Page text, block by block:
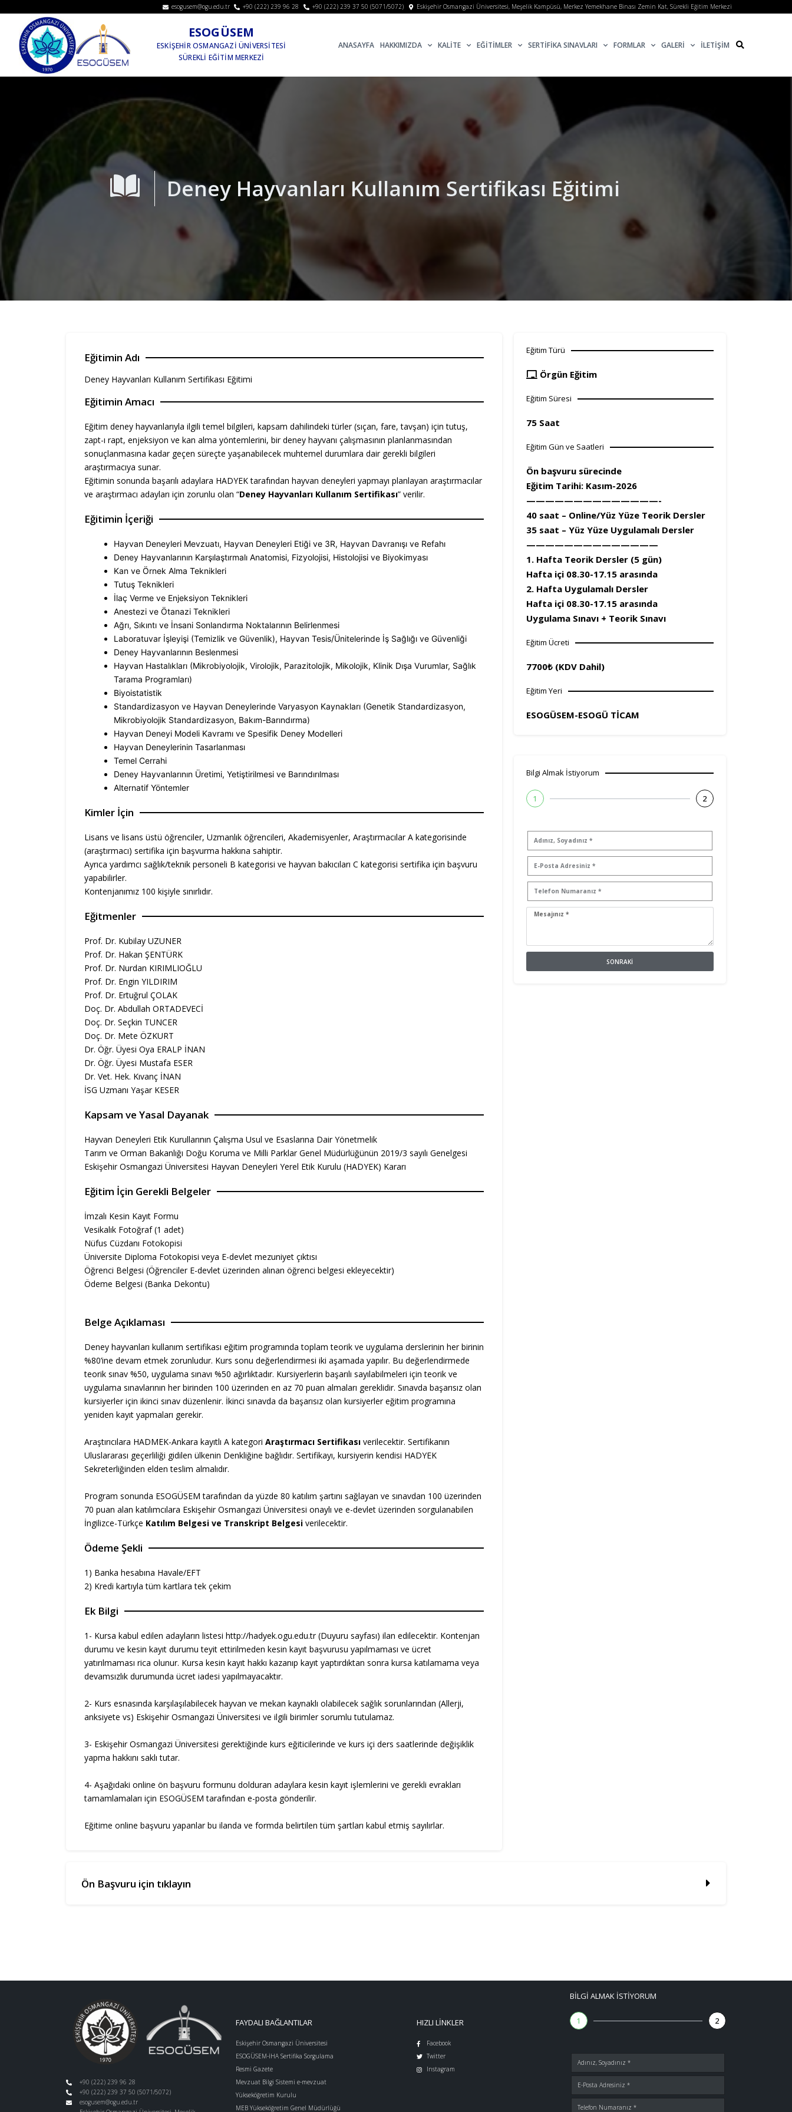
esogusem@ogu.edu.tr +90 (222) 239 96 28 +90 (222) 239 37 50 (5071/5072) Eskişehir Osmangazi Üniversitesi, Meşelik Kampüsü, Merkez Yemekhane Binası Zemin Kat, Sürekli Eğitim Merkezi
ESOGÜSEM
ESKİŞEHİR OSMANGAZİ ÜNİVERSİTESİ
SÜREKLİ EĞİTİM MERKEZİ
ANASAYFA HAKKIMIZDA KALİTE EĞİTİMLER SERTİFİKA SINAVLARI FORMLAR GALERİ İLETİŞİM
Deney Hayvanları Kullanım Sertifikası Eğitimi
Eğitimin Adı
Deney Hayvanları Kullanım Sertifikası Eğitimi
Eğitimin Amacı
Eğitim deney hayvanlarıyla ilgili temel bilgileri, kapsam dahilindeki türler (sıçan, fare, tavşan) için tutuş,
zapt-ı rapt, enjeksiyon ve kan alma yöntemlerini, bir deney hayvanı çalışmasının planlanmasından
sonuçlanmasına kadar geçen süreçte yaşanabilecek muhtemel durumlara dair gerekli bilgileri
araştırmacıya sunar.
Eğitimin sonunda başarılı adaylara HADYEK tarafından hayvan deneyleri yapmayı planlayan araştırmacılar
ve araştırmacı adayları için zorunlu olan “Deney Hayvanları Kullanım Sertifikası” verilir.
Eğitimin İçeriği
Hayvan Deneyleri Mevzuatı, Hayvan Deneyleri Etiği ve 3R, Hayvan Davranışı ve Refahı
Deney Hayvanlarının Karşılaştırmalı Anatomisi, Fizyolojisi, Histolojisi ve Biyokimyası
Kan ve Örnek Alma Teknikleri
Tutuş Teknikleri
İlaç Verme ve Enjeksiyon Teknikleri
Anestezi ve Ötanazi Teknikleri
Ağrı, Sıkıntı ve İnsani Sonlandırma Noktalarının Belirlenmesi
Laboratuvar İşleyişi (Temizlik ve Güvenlik), Hayvan Tesis/Ünitelerinde İş Sağlığı ve Güvenliği
Deney Hayvanlarının Beslenmesi
Hayvan Hastalıkları (Mikrobiyolojik, Virolojik, Parazitolojik, Mikolojik, Klinik Dışa Vurumlar, Sağlık
Tarama Programları)
Biyoistatistik
Standardizasyon ve Hayvan Deneylerinde Varyasyon Kaynakları (Genetik Standardizasyon,
Mikrobiyolojik Standardizasyon, Bakım-Barındırma)
Hayvan Deneyi Modeli Kavramı ve Spesifik Deney Modelleri
Hayvan Deneylerinin Tasarlanması
Temel Cerrahi
Deney Hayvanlarının Üretimi, Yetiştirilmesi ve Barındırılması
Alternatif Yöntemler
Kimler İçin
Lisans ve lisans üstü öğrenciler, Uzmanlık öğrencileri, Akademisyenler, Araştırmacılar A kategorisinde
(araştırmacı) sertifika için başvurma hakkına sahiptir.
Ayrıca yardımcı sağlık/teknik personeli B kategorisi ve hayvan bakıcıları C kategorisi sertifika için başvuru
yapabilirler.
Kontenjanımız 100 kişiyle sınırlıdır.
Eğitmenler
Prof. Dr. Kubilay UZUNER
Prof. Dr. Hakan ŞENTÜRK
Prof. Dr. Nurdan KIRIMLIOĞLU
Prof. Dr. Engin YILDIRIM
Prof. Dr. Ertuğrul ÇOLAK
Doç. Dr. Abdullah ORTADEVECİ
Doç. Dr. Seçkin TUNCER
Doç. Dr. Mete ÖZKURT
Dr. Öğr. Üyesi Oya ERALP İNAN
Dr. Öğr. Üyesi Mustafa ESER
Dr. Vet. Hek. Kıvanç İNAN
İSG Uzmanı Yaşar KESER
Kapsam ve Yasal Dayanak
Hayvan Deneyleri Etik Kurullarının Çalışma Usul ve Esaslarına Dair Yönetmelik
Tarım ve Orman Bakanlığı Doğu Koruma ve Milli Parklar Genel Müdürlüğünün 2019/3 sayılı Genelgesi
Eskişehir Osmangazi Üniversitesi Hayvan Deneyleri Yerel Etik Kurulu (HADYEK) Kararı
Eğitim İçin Gerekli Belgeler
İmzalı Kesin Kayıt Formu
Vesikalık Fotoğraf (1 adet)
Nüfus Cüzdanı Fotokopisi
Üniversite Diploma Fotokopisi veya E-devlet mezuniyet çıktısı
Öğrenci Belgesi (Öğrenciler E-devlet üzerinden alınan öğrenci belgesi ekleyecektir)
Ödeme Belgesi (Banka Dekontu)
Belge Açıklaması
Deney hayvanları kullanım sertifikası eğitim programında toplam teorik ve uygulama derslerinin her birinin
%80’ine devam etmek zorunludur. Kurs sonu değerlendirmesi iki aşamada yapılır. Bu değerlendirmede
teorik sınav %50, uygulama sınavı %50 ağırlıktadır. Kursiyerlerin başarılı sayılabilmeleri için teorik ve
uygulama sınavlarının her birinden 100 üzerinden en az 70 puan almaları gereklidir. Sınavda başarısız olan
kursiyerler için ikinci sınav düzenlenir. İkinci sınavda da başarısız olan kursiyerler eğitim programına
yeniden kayıt yapmaları gerekir.
Araştırıcılara HADMEK-Ankara kayıtlı A kategori Araştırmacı Sertifikası verilecektir. Sertifikanın
Uluslararası geçerliliği gidilen ülkenin Denkliğine bağlıdır. Sertifikayı, kursiyerin kendisi HADYEK
Sekreterliğinden elden teslim almalıdır.
Program sonunda ESOGÜSEM tarafından da yüzde 80 katılım şartını sağlayan ve sınavdan 100 üzerinden
70 puan alan katılımcılara Eskişehir Osmangazi Üniversitesi onaylı ve e-devlet üzerinden sorgulanabilen
İngilizce-Türkçe Katılım Belgesi ve Transkript Belgesi verilecektir.
Ödeme Şekli
1) Banka hesabına Havale/EFT
2) Kredi kartıyla tüm kartlara tek çekim
Ek Bilgi
1- Kursa kabul edilen adayların listesi http://hadyek.ogu.edu.tr (Duyuru sayfası) ilan edilecektir. Kontenjan
durumu ve kesin kayıt durumu teyit ettirilmeden kesin kayıt başvurusu yapılmaması ve ücret
yatırılmaması rica olunur. Kursa kesin kayıt hakkı kazanıp kayıt yaptırdıktan sonra kursa katılamama veya
devamsızlık durumunda ücret iadesi yapılmayacaktır.
2- Kurs esnasında karşılaşılabilecek hayvan ve mekan kaynaklı olabilecek sağlık sorunlarından (Allerji,
anksiyete vs) Eskişehir Osmangazi Üniversitesi ve ilgili birimler sorumlu tutulamaz.
3- Eskişehir Osmangazi Üniversitesi gerektiğinde kurs eğiticilerinde ve kurs içi ders saatlerinde değişiklik
yapma hakkını saklı tutar.
4- Aşağıdaki online ön başvuru formunu dolduran adaylara kesin kayıt işlemlerini ve gerekli evrakları
tamamlamaları için ESOGÜSEM tarafından e-posta gönderilir.
Eğitime online başvuru yapanlar bu ilanda ve formda belirtilen tüm şartları kabul etmiş sayılırlar.
Eğitim Türü
Örgün Eğitim
Eğitim Süresi
75 Saat
Eğitim Gün ve Saatleri
Ön başvuru sürecinde
Eğitim Tarihi: Kasım-2026
——————————————-
40 saat – Online/Yüz Yüze Teorik Dersler
35 saat – Yüz Yüze Uygulamalı Dersler
——————————————
1. Hafta Teorik Dersler (5 gün)
Hafta içi 08.30-17.15 arasında
2. Hafta Uygulamalı Dersler
Hafta içi 08.30-17.15 arasında
Uygulama Sınavı + Teorik Sınavı
Eğitim Ücreti
7700₺ (KDV Dahil)
Eğitim Yeri
ESOGÜSEM-ESOGÜ TİCAM
Bilgi Almak İstiyorum
1 2
SONRAKI
Ön Başvuru için tıklayın
+90 (222) 239 96 28
+90 (222) 239 37 50 (5071/5072)
esogusem@ogu.edu.tr
FAYDALI BAĞLANTILAR
Eskişehir Osmangazi Üniversitesi
ESOGÜSEM-İHA Sertifika Sorgulama
Resmi Gazete
Mevzuat Bilgi Sistemi e-mevzuat
Yükseköğretim Kurulu
MEB Yükseköğretim Genel Müdürlüğü
HIZLI LINKLER
Facebook
Twitter
Instagram
BILGI ALMAK İSTIYORUM
1 2